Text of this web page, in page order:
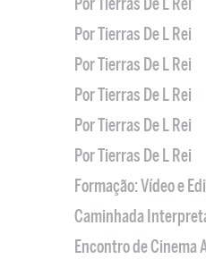
Por Tierras De L Rei
Por Tierras De L Rei
Por Tierras De L Rei
Por Tierras De L Rei
Por Tierras De L Rei
Formação: Vídeo e
Caminhada
Encontro de Cinema